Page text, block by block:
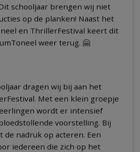
schooljaar brengen wij niet
op de planken! Naast het
en ThrillerFestival keert dit
weer terug. 🤗
dragen wij bij aan het
Met een klein groepje
wordt er intensief
voorstelling. Bij
de nadruk op acteren. Een
iedereen die zich op het